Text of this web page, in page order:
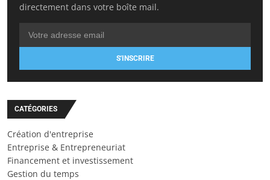
directement dans votre boîte mail.
S'INSCRIRE
CATÉGORIES
Création d'entreprise
Entreprise & Entrepreneuriat
Financement et investissement
Gestion du temps